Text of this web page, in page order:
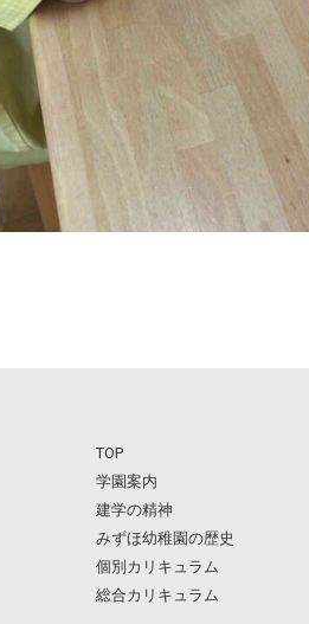
TOP
学園案内
建学の精神
みずほ幼稚園の歴史
個別カリキュラム
総合カリキュラム